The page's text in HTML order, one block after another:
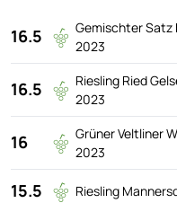
16.5
Gemischter Satz
2023
16.5
Riesling Ried
2023
16
Grüner Veltliner
2023
15.5 Riesling